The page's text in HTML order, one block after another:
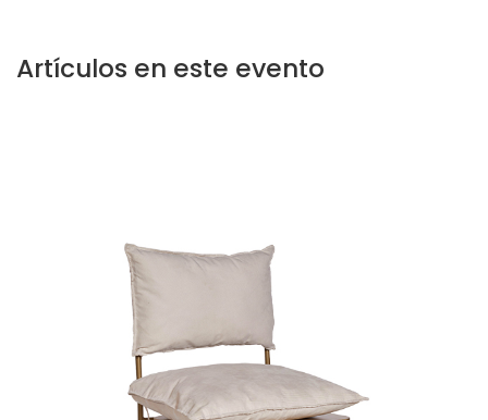
Artículos en este evento